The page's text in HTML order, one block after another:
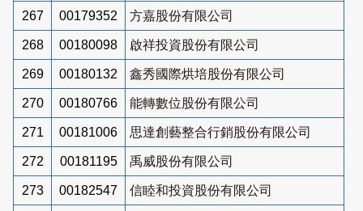
267 00179352 方嘉股份有限公司
268 00180098 啟祥投資股份有限公司
269 00180132 鑫秀國際烘培股份有限公司
270 00180766 能轉數位股份有限公司
271 00181006 思達創藝整合行銷股份有限公司
272 00181195 禹威股份有限公司
273 00182547 信睦和投資股份有限公司